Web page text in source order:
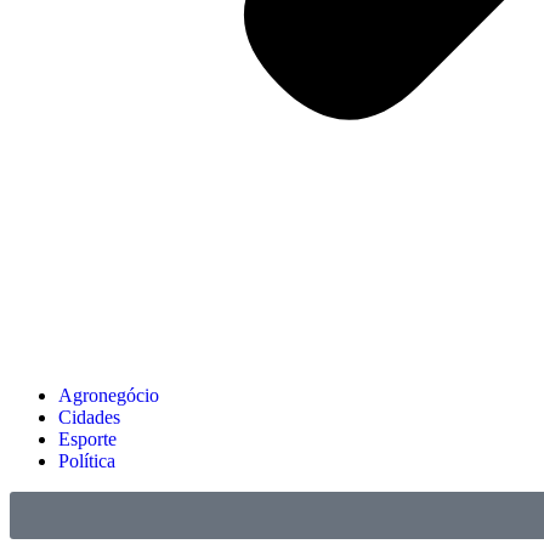
Agronegócio
Cidades
Esporte
Política